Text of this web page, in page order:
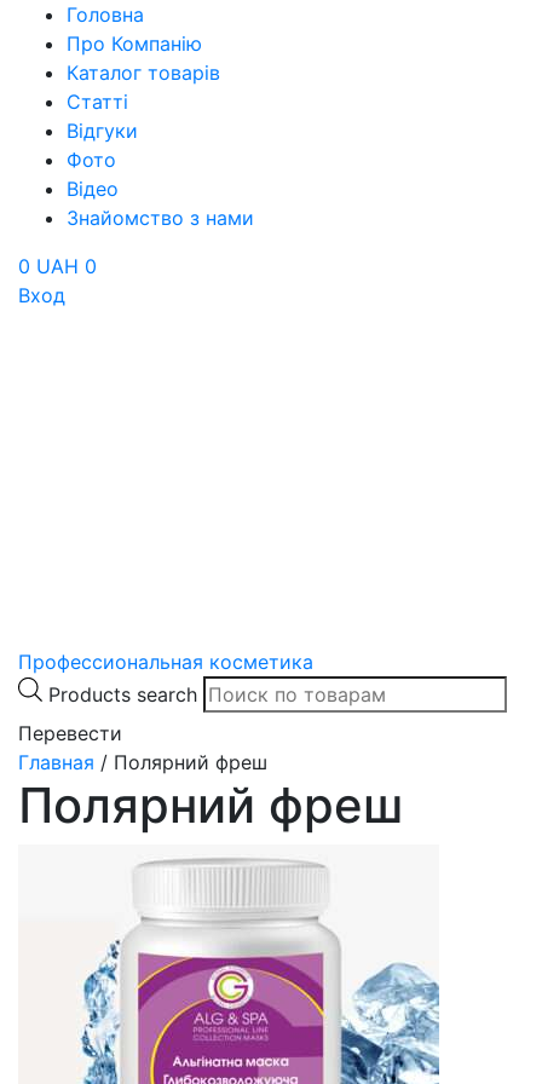
Головна
Про Компанію
Каталог товарів
Статті
Відгуки
Фото
Відео
Знайомство з нами
0 UAH 0
Вход
Профессиональная косметика
Products search
Перевести
Главная / Полярний фреш
Полярний фреш